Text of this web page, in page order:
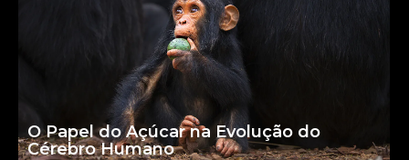
O Papel do Açúcar na Evolução do
Cérebro Humano